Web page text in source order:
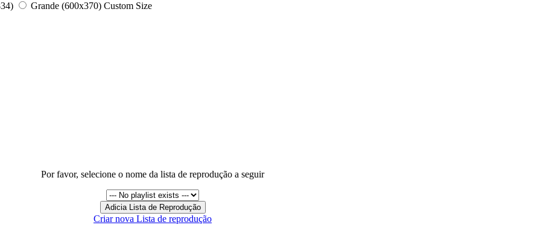
Grande (600x370) Custom Size
Por favor, selecione o nome da lista de reprodução a seguir
Criar nova Lista de reprodução